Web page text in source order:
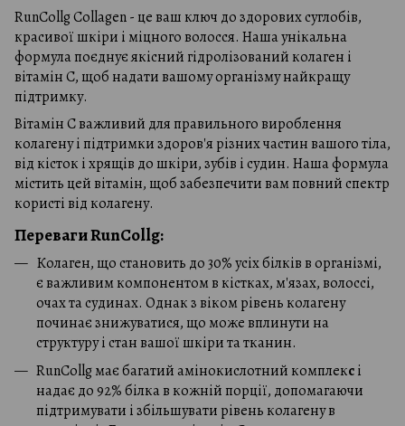
RunCollg Collagen - це ваш ключ до здорових суглобів,
красивої шкіри і міцного волосся. Наша унікальна
формула поєднує якісний гідролізований колаген і
вітамін С, щоб надати вашому організму найкращу
підтримку.
Вітамін С важливий для правильного вироблення
колагену і підтримки здоров'я різних частин вашого тіла,
від кісток і хрящів до шкіри, зубів і судин. Наша формула
містить цей вітамін, щоб забезпечити вам повний спектр
користі від колагену.
Переваги RunCollg:
Колаген, що становить до 30% усіх білків в організмі,
є важливим компонентом в кістках, м'язах, волоссі,
очах та судинах. Однак з віком рівень колагену
починає знижуватися, що може вплинути на
структуру і стан вашої шкіри та тканин.
RunCollg має багатий амінокислотний комплексі
надає до 92% білка в кожній порції, допомагаючи
підтримувати і збільшувати рівень колагену в